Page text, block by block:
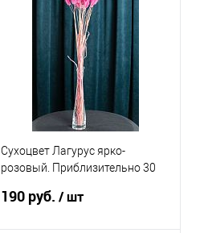
Купить в 1 клик
Сравнение
В избранное
В наличии
Сухоцвет Лагурус ярко-
розовый. Приблизительно 30
190 руб./ шт